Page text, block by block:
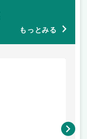
もっとみる
今